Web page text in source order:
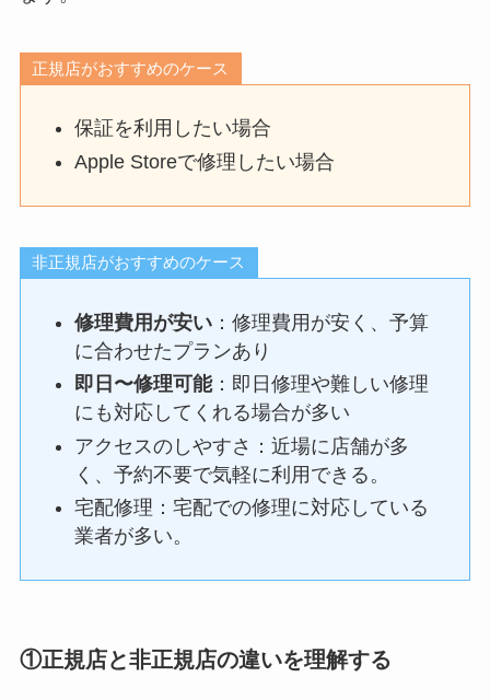
正規店がおすすめのケース
保証を利用したい場合
Apple Storeで修理したい場合
非正規店がおすすめのケース
修理費用が安い ：修理費用が安く、予算
に合わせたプランあり
即日〜修理可能：即日修理や難しい修理
にも対応してくれる場合が多い
アクセスのしやすさ：近場に店舗が多
く、予約不要で気軽に利用できる。
宅配修理：宅配での修理に対応している
業者が多い。
①正規店と非正規店の違いを理解する